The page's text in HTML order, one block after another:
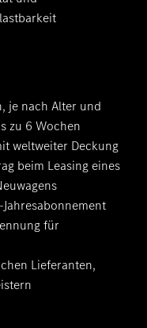
je nach Alter und
zu 6 Wochen
weltweiter Deckung
beim Leasing eines
für
Lieferanten,